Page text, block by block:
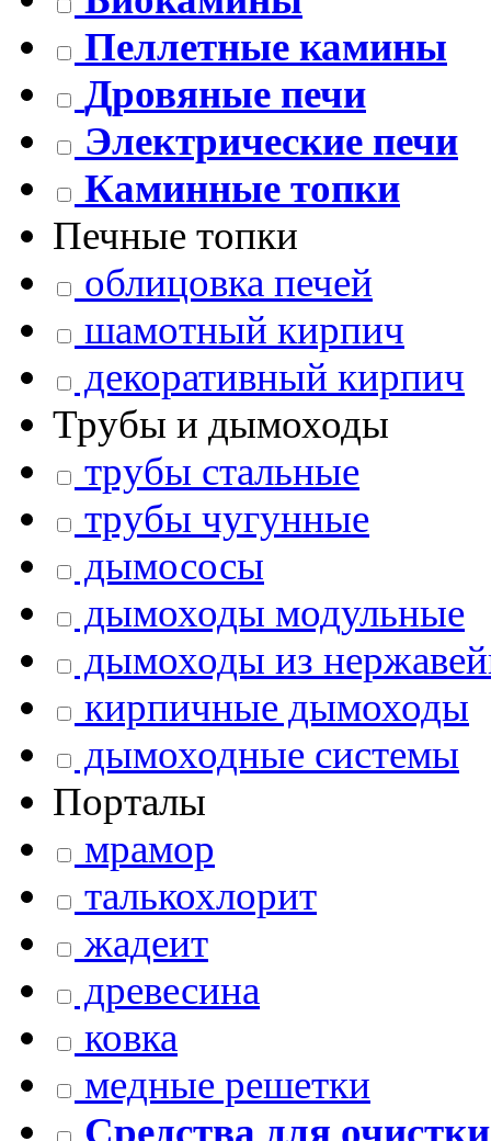
Пеллетные камины
Дровяные печи
Электрические печи
Каминные топки
Печные топки
облицовка печей
шамотный кирпич
декоративный кирпич
Трубы и дымоходы
трубы стальные
трубы чугунные
дымососы
дымоходы модульные
дымоходы из
кирпичные дымоходы
дымоходные системы
Порталы
мрамор
талькохлорит
жадеит
древесина
ковка
медные решетки
Средства для